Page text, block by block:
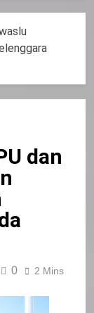
dan
0 2 Mins